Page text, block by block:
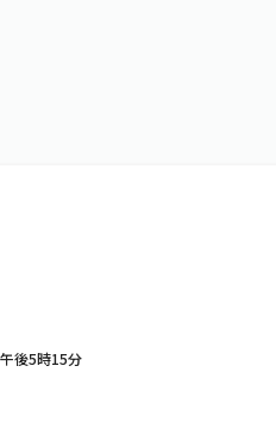
後5時15分